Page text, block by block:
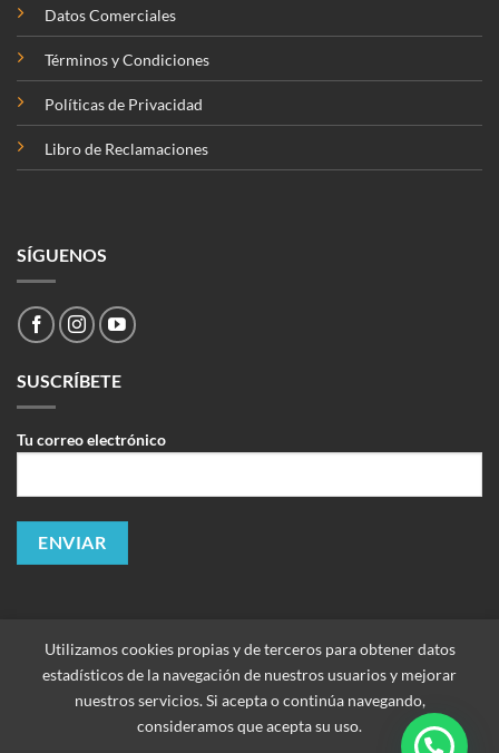
Datos Comerciales
Términos y Condiciones
Políticas de Privacidad
Libro de Reclamaciones
SÍGUENOS
SUSCRÍBETE
Tu correo electrónico
Utilizamos cookies propias y de terceros para obtener datos
estadísticos de la navegación de nuestros usuarios y mejorar
nuestros servicios. Si acepta o continúa navegando,
consideramos que acepta su uso.